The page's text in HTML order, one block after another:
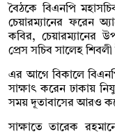
বৈঠকে বিএনপি
চেয়ারম্যানের ফরেন
কবির, চেয়ারম্যানের
প্রেস সচিব সালেহ
এর আগে বিকালে
সাক্ষাৎ করেন ঢাকায়
সময় দূতাবাসের আরও
সাক্ষাতে তারেক